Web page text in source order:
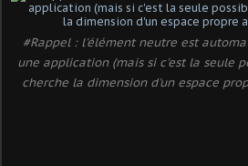
#Rappel : l'élément neutre est
une application (mais si c'est la seule
cherche la dimension d'un espace